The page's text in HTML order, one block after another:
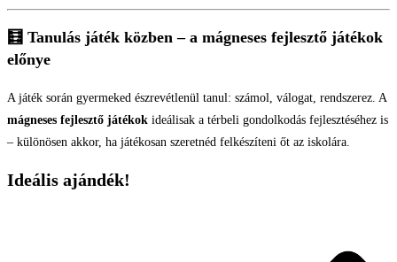
🧮 Tanulás játék közben – a mágneses fejlesztő játékok
előnye
A játék során gyermeked észrevétlenül tanul: számol, válogat, rendszerez. A
mágneses fejlesztő játékok ideálisak a térbeli gondolkodás fejlesztéséhez is
– különösen akkor, ha játékosan szeretnéd felkészíteni őt az iskolára.
Ideális ajándék!